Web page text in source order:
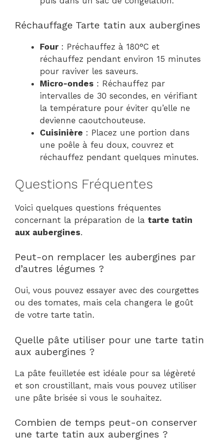
Réchauffage Tarte tatin aux aubergines
Four: Préchauffez à 180°C et
réchauffez pendant environ 15 minutes
pour raviver les saveurs.
Micro-ondes : Réchauffez par
intervalles de 30 secondes, en vérifiant
la température pour éviter qu’elle ne
devienne caoutchouteuse.
Cuisinière : Placez une portion dans
une poêle à feu doux, couvrez et
réchauffez pendant quelques minutes.
Questions Fréquentes
Voici quelques questions fréquentes
concernant la préparation de la tarte tatin
aux aubergines.
Peut-on remplacer les aubergines par
d’autres légumes ?
Oui, vous pouvez essayer avec des courgettes
ou des tomates, mais cela changera le goût
de votre tarte tatin.
Quelle pâte utiliser pour une tarte tatin
aux aubergines ?
La pâte feuilletée est idéale pour sa légèreté
et son croustillant, mais vous pouvez utiliser
une pâte brisée si vous le souhaitez.
Combien de temps peut-on conserver
une tarte tatin aux aubergines ?